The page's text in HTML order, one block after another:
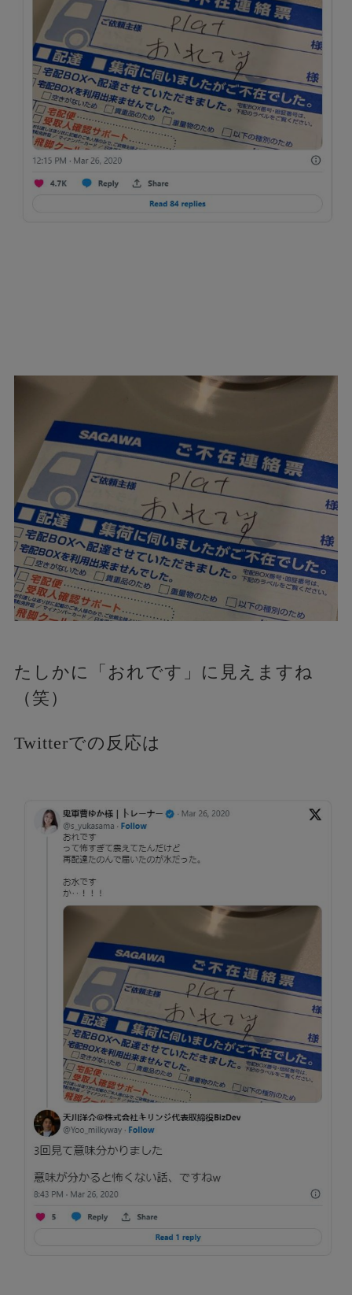
たしかに「おれです」に見えますね
（笑）
Twitterでの反応は